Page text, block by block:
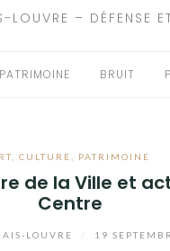
– DÉFENSE
PATRIMOINE BRUIT
, CULTURE PATRIMOINE
de la Ville et
Centre
LOUVRE 19